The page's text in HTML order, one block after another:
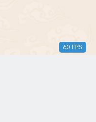
60 FPS